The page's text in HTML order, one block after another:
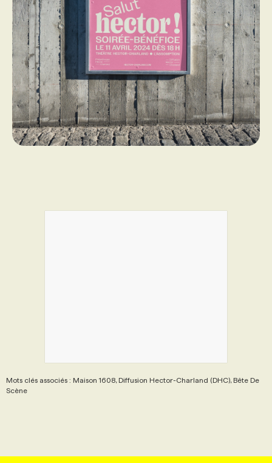
Mots clés associés : Maison 1608, Diffusion Hector-Charland (DHC), Bête De
Scène